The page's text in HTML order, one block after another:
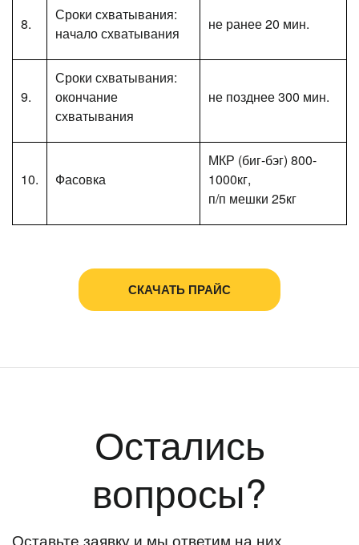
8.
Сроки схватывания:
начало схватывания
не ранее 20 мин.
9.
Сроки схватывания:
окончание
схватывания
не позднее 300 мин.
10. Фасовка
МКР (биг-бэг) 800-
1000кг,
п/п мешки 25кг
СКАЧАТЬ ПРАЙС
Остались
вопросы?
Оставьте заявку и мы ответим на них.